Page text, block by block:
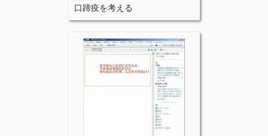
口蹄疫を考える